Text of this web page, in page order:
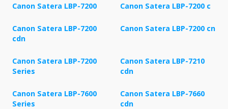
Canon Satera LBP-7200 Canon Satera LBP-7200 c
Canon Satera LBP-7200
cdn
Canon Satera LBP-7200 cn
Canon Satera LBP-7200
Series
Canon Satera LBP-7210
cdn
Canon Satera LBP-7600
Series
Canon Satera LBP-7660
cdn